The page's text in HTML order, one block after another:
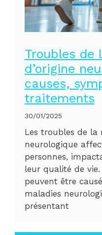
Troubles de
d’origine
causes,
traitements
30/01/2025
Les troubles de la
neurologique
personnes,
leur qualité de
peuvent être
maladies
présentant